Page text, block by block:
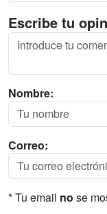
Escribe tu
Nombre:
Correo:
* Tu email no se